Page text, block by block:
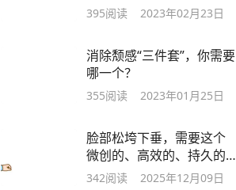
好！
395阅读 2023年02月23日
消除颓感“三件套”，你需要
哪一个？
355阅读 2023年01月25日
脸部松垮下垂，需要这个
微创的、高效的、持久的
抗衰老技术！
342阅读 2025年12月09日